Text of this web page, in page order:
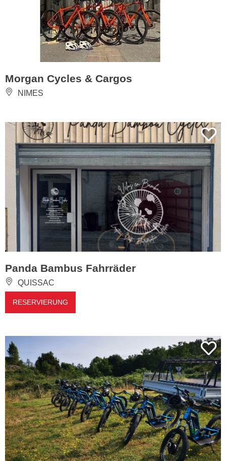
Morgan Cycles & Cargos
NIMES
Panda Bambus Fahrräder
QUISSAC
RESERVIERUNG